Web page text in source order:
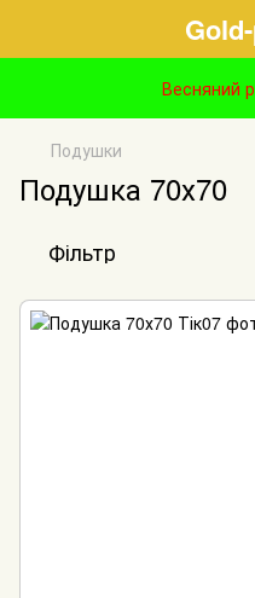
Весняний
Подушки
Подушка 70х70
Фільтр